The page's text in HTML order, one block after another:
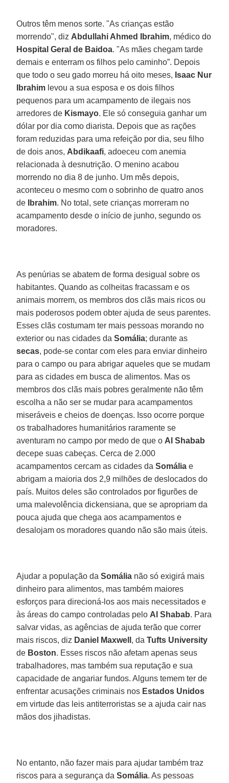
Outros têm menos sorte. "As crianças estão
morrendo", diz Abdullahi Ahmed Ibrahim, médico do
Hospital Geral de Baidoa. "As mães chegam tarde
demais e enterram os filhos pelo caminho”. Depois
que todo o seu gado morreu há oito meses, Isaac Nur
Ibrahim levou a sua esposa e os dois filhos
pequenos para um acampamento de ilegais nos
arredores de Kismayo. Ele só conseguia ganhar um
dólar por dia como diarista. Depois que as rações
foram reduzidas para uma refeição por dia, seu filho
de dois anos, Abdikaafi, adoeceu com anemia
relacionada à desnutrição. O menino acabou
morrendo no dia 8 de junho. Um mês depois,
aconteceu o mesmo com o sobrinho de quatro anos
de
Ibrahim. No total, sete crianças morreram no
acampamento desde o início de junho, segundo os
moradores.
As penúrias se abatem de forma desigual sobre os
habitantes. Quando as colheitas fracassam e os
animais morrem, os membros dos clãs mais ricos ou
mais poderosos podem obter ajuda de seus parentes.
Esses clãs costumam ter mais pessoas morando no
exterior ou nas cidades daSomália; durante as
secas, pode-se contar com eles para enviar dinheiro
para o campo ou para abrigar aqueles que se mudam
para as cidades em busca de alimentos. Mas os
membros dos clãs mais pobres geralmente não têm
escolha a não ser se mudar para acampamentos
miseráveis e cheios de doenças. Isso ocorre porque
os trabalhadores humanitários raramente se
aventuram no campo por medo de que o Al Shabab
decepe suas cabeças. Cerca de 2.000
acampamentos cercam as cidades daSomália e
abrigam a maioria dos 2,9 milhões de deslocados do
país. Muitos deles são controlados por figurões de
uma malevolência dickensiana, que se apropriam da
pouca ajuda que chega aos acampamentos e
desalojam os moradores quando não são mais úteis.
Ajudar a população daSomália não só exigirá mais
dinheiro para alimentos, mas também maiores
esforços para direcioná-los aos mais necessitados e
às áreas do campo controladas pelo Al Shabab. Para
salvar vidas, as agências de ajuda terão que correr
mais riscos, diz Daniel Maxwell , daTufts University
de Boston. Esses riscos não afetam apenas seus
trabalhadores, mas também sua reputação e sua
capacidade de angariar fundos. Alguns temem ter de
enfrentar acusações criminais nos Estados Unidos
em virtude das leis antiterroristas se a ajuda cair nas
mãos dos jihadistas.
No entanto, não fazer mais para ajudar também traz
riscos para a segurança daSomália. As pessoas